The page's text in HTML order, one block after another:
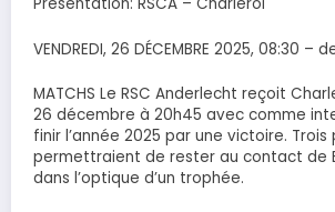
VENDREDI, 26 DÉCEMBRE 2025, 08:30 –
MATCHS Le RSC Anderlecht reçoit
26 décembre à 20h45 avec comme
finir l’année 2025 par une victoire. Trois
permettraient de rester au contact de
dans l’optique d’un trophée.